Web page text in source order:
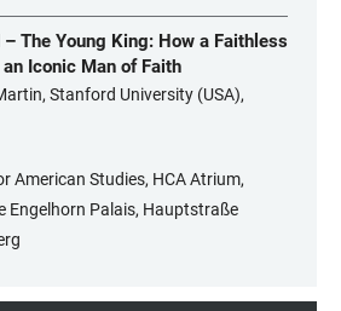
The Young King: How a Faithless
Iconic Man of Faith
Stanford University (USA),
American Studies, HCA Atrium,
Engelhorn Palais, Hauptstraße